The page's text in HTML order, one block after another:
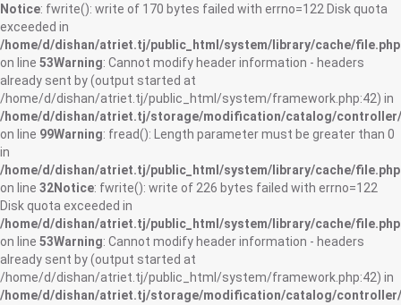
Notice: fwrite(): write of 170 bytes failed with errno=122 Disk quota
exceeded in
/home/d/dishan/atriet.tj/public_html/system/library/cache/file.php
on line 53Warning: Cannot modify header information - headers
already sent by (output started at
/home/d/dishan/atriet.tj/public_html/system/framework.php:42) in
/home/d/dishan/atriet.tj/storage/modification/catalog/
on line 99Warning: fread(): Length parameter must be greater than 0
in
/home/d/dishan/atriet.tj/public_html/system/library/cache/file.php
on line 32Notice: fwrite(): write of 226 bytes failed with errno=122
Disk quota exceeded in
/home/d/dishan/atriet.tj/public_html/system/library/cache/file.php
on line 53Warning: Cannot modify header information - headers
already sent by (output started at
/home/d/dishan/atriet.tj/public_html/system/framework.php:42) in
/home/d/dishan/atriet.tj/storage/modification/catalog/